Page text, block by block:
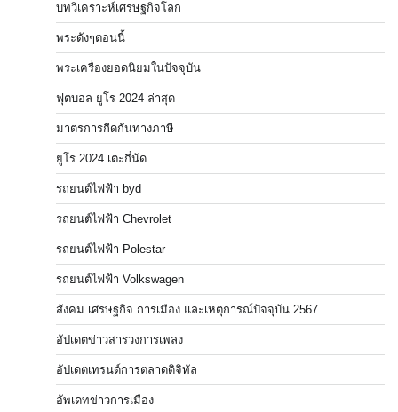
บทวิเคราะห์เศรษฐกิจโลก
พระดังๆตอนนี้
พระเครื่องยอดนิยมในปัจจุบัน
ฟุตบอล ยูโร 2024 ล่าสุด
มาตรการกีดกันทางภาษี
ยูโร 2024 เตะกี่นัด
รถยนต์ไฟฟ้า byd
รถยนต์ไฟฟ้า Chevrolet
รถยนต์ไฟฟ้า Polestar
รถยนต์ไฟฟ้า Volkswagen
สังคม เศรษฐกิจ การเมือง และเหตุการณ์ปัจจุบัน 2567
อัปเดตข่าวสารวงการเพลง
อัปเดตเทรนด์การตลาดดิจิทัล
อัพเดทข่าวการเมือง